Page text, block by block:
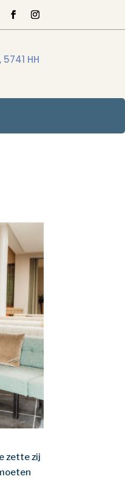
HH
zette zij